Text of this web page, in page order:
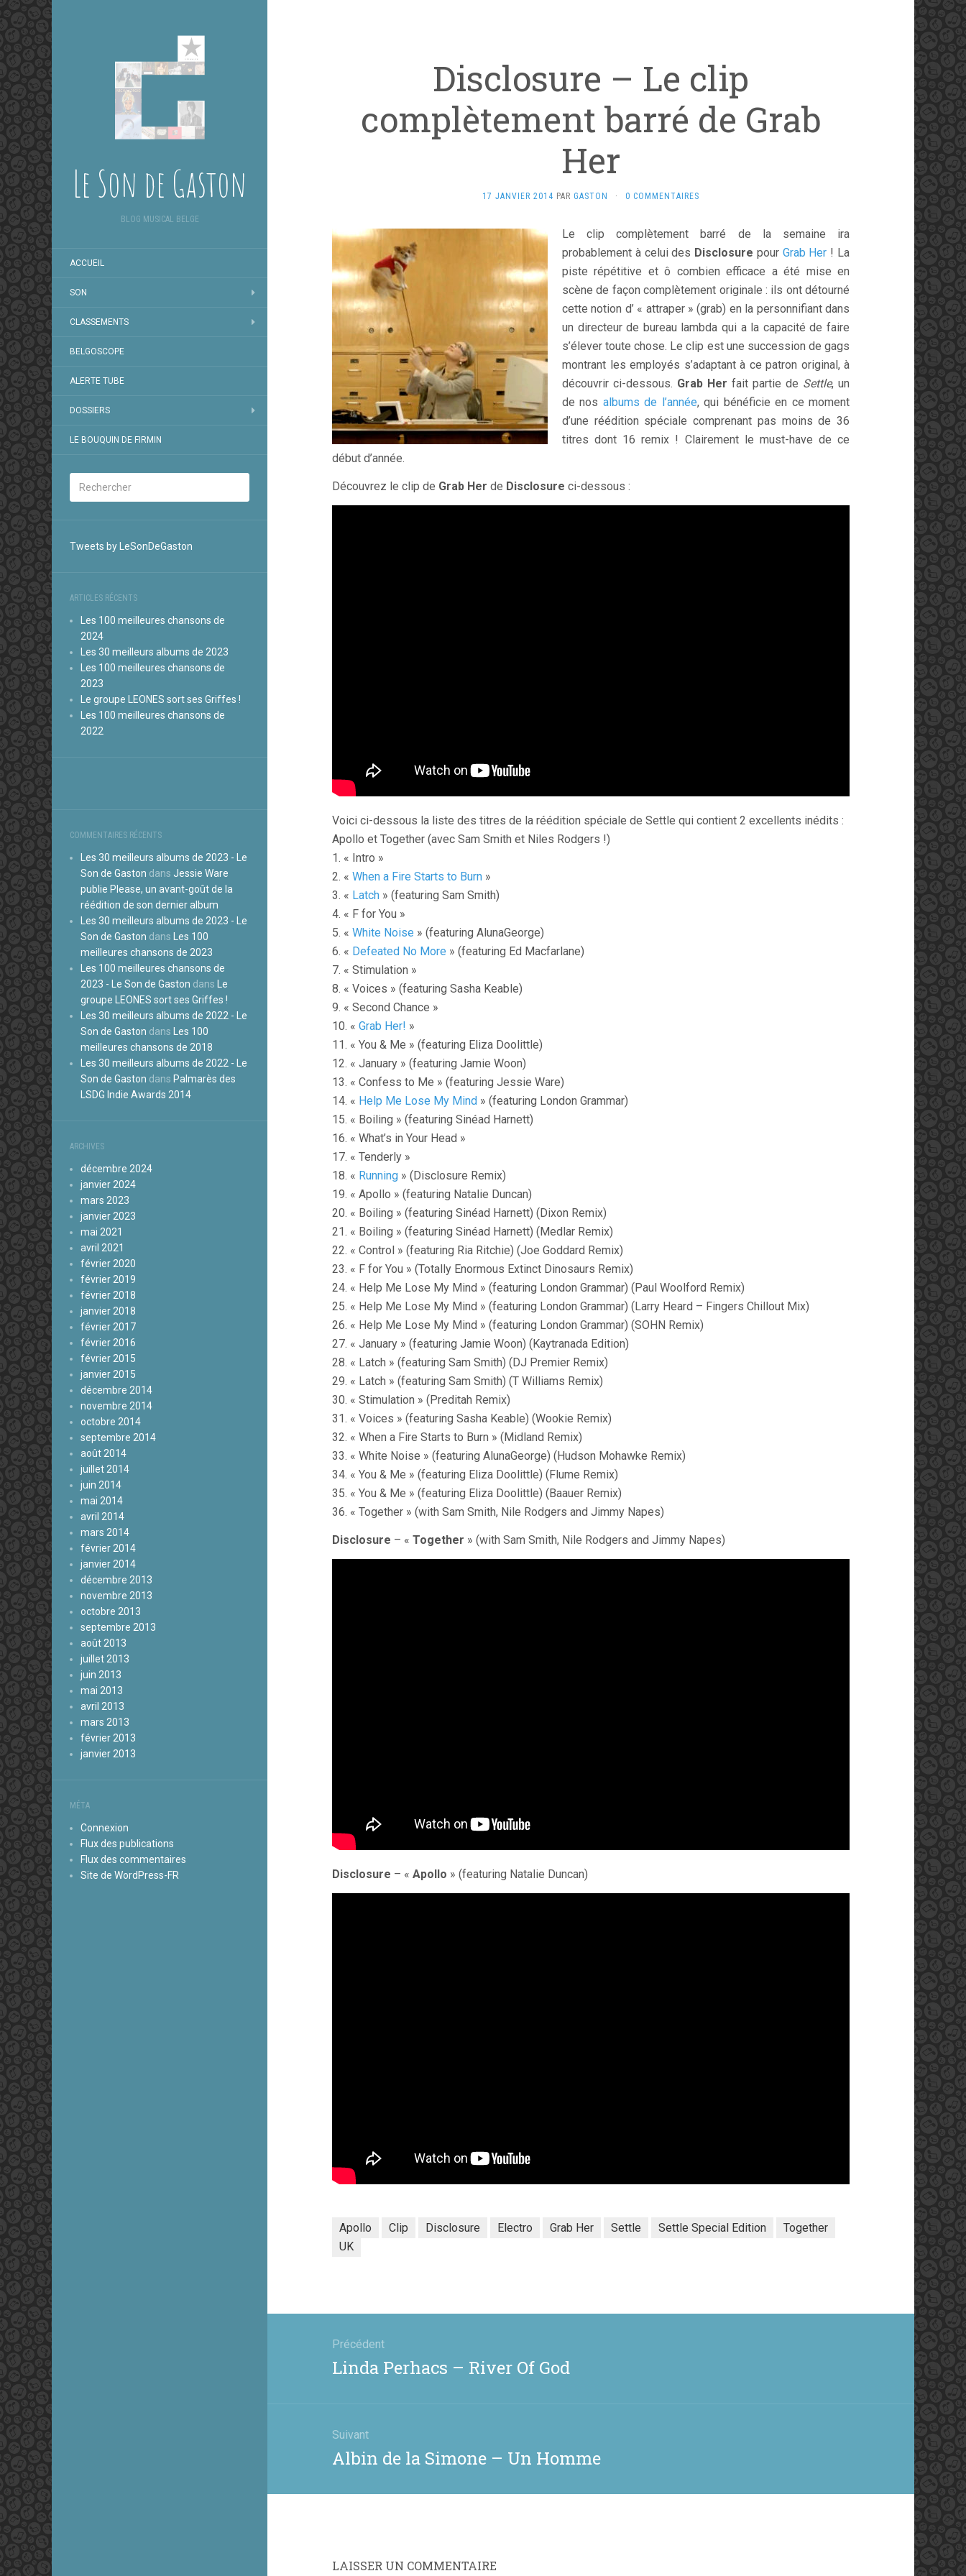
Le Son de Gaston
BLOG MUSICAL BELGE
ACCUEIL
SON
CLASSEMENTS
BELGOSCOPE
ALERTE TUBE
DOSSIERS
LE BOUQUIN DE FIRMIN
Tweets by LeSonDeGaston
ARTICLES RÉCENTS
Les 100 meilleures chansons de
2024
Les 30 meilleurs albums de 2023
Les 100 meilleures chansons de
2023
Le groupe LEONES sort ses Griffes !
Les 100 meilleures chansons de
2022
COMMENTAIRES RÉCENTS
Les 30 meilleurs albums de 2023 - Le
Son de Gaston dans Jessie Ware
publie Please, un avant-goût de la
réédition de son dernier album
Les 30 meilleurs albums de 2023 - Le
Son de Gaston dans
Les 100
meilleures chansons de 2023
Les 100 meilleures chansons de
2023 - Le Son de Gaston dans
Le
groupe LEONES sort ses Griffes !
Les 30 meilleurs albums de 2022 - Le
Son de Gaston dans
Les 100
meilleures chansons de 2018
Les 30 meilleurs albums de 2022 - Le
Son de Gaston dans Palmarès des
LSDG Indie Awards 2014
ARCHIVES
décembre 2024
janvier 2024
mars 2023
janvier 2023
mai 2021
avril 2021
février 2020
février 2019
février 2018
janvier 2018
février 2017
février 2016
février 2015
janvier 2015
décembre 2014
novembre 2014
octobre 2014
septembre 2014
août 2014
juillet 2014
juin 2014
mai 2014
avril 2014
mars 2014
février 2014
janvier 2014
décembre 2013
novembre 2013
octobre 2013
septembre 2013
août 2013
juillet 2013
juin 2013
mai 2013
avril 2013
mars 2013
février 2013
janvier 2013
MÉTA
Connexion
Flux des publications
Flux des commentaires
Site de WordPress-FR
Disclosure – Le clip
complètement barré de Grab
Her
17 JANVIER 2014 PAR GASTON · 0 COMMENTAIRES
Le clip complètement barré de la semaine ira
probablement à celui des Disclosure pour Grab Her ! La
piste répétitive et ô combien efficace a été mise en
scène de façon complètement originale : ils ont détourné
cette notion d’ « attraper » (grab) en la personnifiant dans
un directeur de bureau lambda qui a la capacité de faire
s’élever toute chose. Le clip est une succession de gags
montrant les employés s’adaptant à ce patron original, à
découvrir ci-dessous. Grab Her fait partie de Settle, un
de nos albums de l’année, qui bénéficieen ce moment
d’une réédition spéciale comprenant pas moins de 36
titres dont 16 remix ! Clairement le must-have de ce
début d’année.
Découvrez le clip de Grab Her de Disclosure ci-dessous :
Voici ci-dessous la liste des titres de la réédition spéciale de Settle qui contient 2 excellents inédits :
Apollo et Together (avec Sam Smith et Niles Rodgers !)
1. « Intro »
2. « When a Fire Starts to Burn »
3. « Latch » (featuring Sam Smith)
4. « F for You »
5. « White Noise » (featuring AlunaGeorge)
6. « Defeated No More » (featuring Ed Macfarlane)
7. « Stimulation »
8. « Voices » (featuring Sasha Keable)
9. « Second Chance »
10. « Grab Her! »
11. « You & Me » (featuring Eliza Doolittle)
12. « January » (featuring Jamie Woon)
13. « Confess to Me » (featuring Jessie Ware)
14. « Help Me Lose My Mind » (featuring London Grammar)
15. « Boiling » (featuring Sinéad Harnett)
16. « What’s in Your Head »
17. « Tenderly »
18. « Running » (Disclosure Remix)
19. « Apollo » (featuring Natalie Duncan)
20. « Boiling » (featuring Sinéad Harnett) (Dixon Remix)
21. « Boiling » (featuring Sinéad Harnett) (Medlar Remix)
22. « Control » (featuring Ria Ritchie) (Joe Goddard Remix)
23. « F for You » (Totally Enormous Extinct Dinosaurs Remix)
24. « Help Me Lose My Mind » (featuring London Grammar) (Paul Woolford Remix)
25. « Help Me Lose My Mind » (featuring London Grammar) (Larry Heard – Fingers Chillout Mix)
26. « Help Me Lose My Mind » (featuring London Grammar) (SOHN Remix)
27. « January » (featuring Jamie Woon) (Kaytranada Edition)
28. « Latch » (featuring Sam Smith) (DJ Premier Remix)
29. « Latch » (featuring Sam Smith) (T Williams Remix)
30. « Stimulation » (Preditah Remix)
31. « Voices » (featuring Sasha Keable) (Wookie Remix)
32. « When a Fire Starts to Burn » (Midland Remix)
33. « White Noise » (featuring AlunaGeorge) (Hudson Mohawke Remix)
34. « You & Me » (featuring Eliza Doolittle) (Flume Remix)
35. « You & Me » (featuring Eliza Doolittle) (Baauer Remix)
36. « Together » (with Sam Smith, Nile Rodgers and Jimmy Napes)
Disclosure – « Together » (with Sam Smith, Nile Rodgers and Jimmy Napes)
Disclosure – « Apollo » (featuring Natalie Duncan)
Apollo Clip Disclosure Electro Grab Her Settle Settle Special Edition
Together
UK
l’article
Précédent
Article
Linda Perhacs – River Of God
Suivant
Article
Albin de la Simone – Un Homme
LAISSER UN COMMENTAIRE